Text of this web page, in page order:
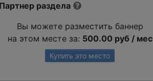
Партнер раздела
Вы можете разместить баннер
на этом месте за: 500.00 руб / мес
Купить это место